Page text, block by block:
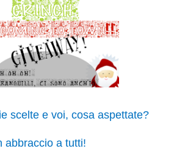
scelte e voi, cosa aspettate?
abbraccio a tutti!